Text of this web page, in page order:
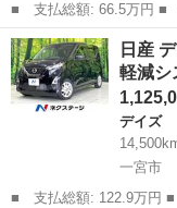
■ 支払総額: 66.5万円 ■ 車両本体価格： 595,000 円 ■ メーカー
名： 日産 ■ 車種名：
ー Ｘ ワンオーナー 純
フティーサポ...
愛知 一宮市 デイ
日産
軽減
デイズ
一宮市
■ 支払総額: 122.9万円 ■ 車両本体価格： 1,125,000 円 ■ メーカ